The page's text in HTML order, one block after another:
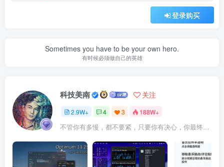
登录购买
Sometimes you have to be your own hero.
有时候必须做自己的英雄
科技美南 关注
2.9W+ 4 3 188W+
不管你有多慢，都不要紧，只要你有决心，你最终都会到达想去的地方